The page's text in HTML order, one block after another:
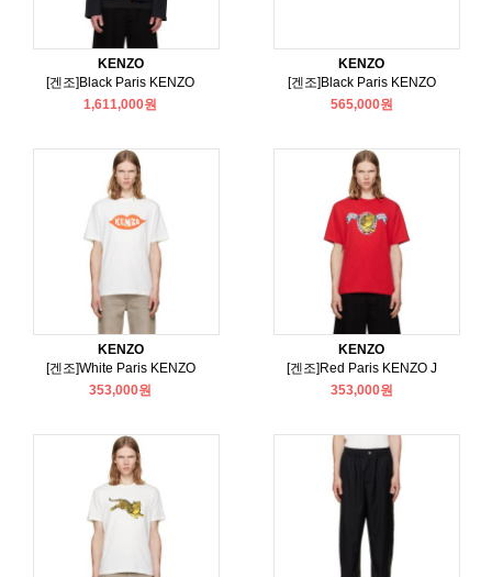
KENZO
[겐조]Black Paris KENZO
1,611,000원
KENZO
[겐조]Black Paris KENZO
565,000원
KENZO
[겐조]White Paris KENZO
353,000원
KENZO
[겐조]Red Paris KENZO J
353,000원